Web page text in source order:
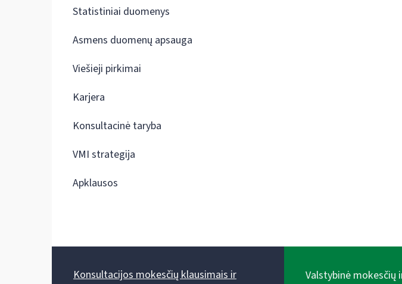
Statistiniai duomenys
Asmens duomenų apsauga
Viešieji pirkimai
Karjera
Konsultacinė taryba
VMI strategija
Apklausos
Konsultacijos mokesčių klausimais ir
Valstybinė mokesčių